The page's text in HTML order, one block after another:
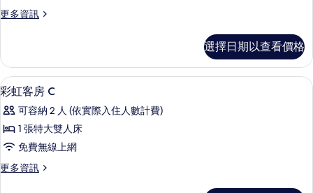
的
有
相
片
更多資訊
更
主
題
房
的
詳
情
選擇日期以查看價格
顯
示
彩
虹
房
書桌、筆電工作空間、隔音、熨斗/熨
5
彩虹客房 C
可容納 2 人 (依實際入住人數計費)
1 張特大雙人床
免費無線上網
更多資訊
更